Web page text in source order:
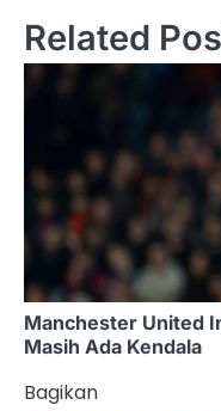
Related
Manchester United
Masih Ada Kendala
Bagikan